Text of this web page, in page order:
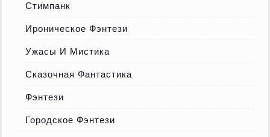
Стимпанк
Ироническое Фэнтези
Ужасы И Мистика
Сказочная Фантастика
Фэнтези
Городское Фэнтези